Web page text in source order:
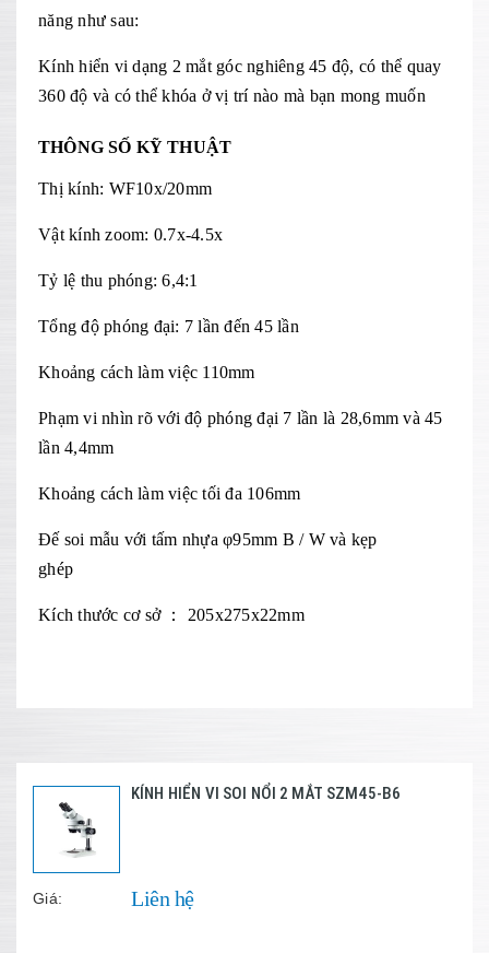
năng như sau:
Kính hiển vi dạng 2 mắt góc nghiêng 45 độ, có thể quay
360 độ và có thể khóa ở vị trí nào mà bạn mong muốn
THÔNG SỐ KỸ THUẬT
Thị kính: WF10x/20mm
Vật kính zoom: 0.7x-4.5x
Tỷ lệ thu phóng: 6,4:1
Tổng độ phóng đại: 7 lần đến 45 lần
Khoảng cách làm việc 110mm
Phạm vi nhìn rõ với độ phóng đại 7 lần là 28,6mm và 45
lần 4,4mm
Khoảng cách làm việc tối đa 106mm
Đế soi mẫu với tấm nhựa φ95mm B / W và kẹp
ghép
Kích thước cơ sở ： 205x275x22mm
KÍNH HIỂN VI SOI NỔI 2 MẮT SZM45-B6
Giá: Liên hệ